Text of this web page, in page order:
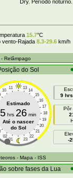
Dry. Período noturno.
15.7°C
vento-Rajada 8.3-29.6km/h
- Relâmpago
do Sol
11 13
10
14
15
16
17
18
19
20
21
02
22
01 23
Estimado
5 hrs 26 min
Até o nascer
do Sol
9
Pôr
-
- Mapa - ISS
sobre fases da Lua